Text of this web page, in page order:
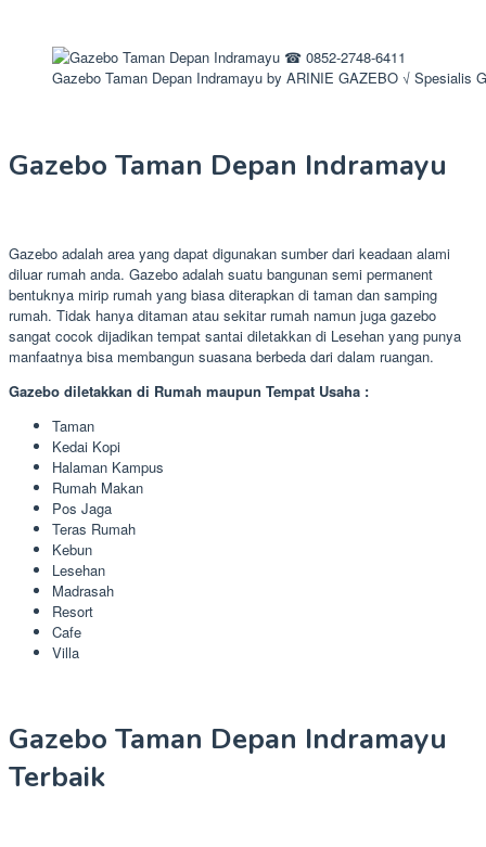
Gazebo Taman Depan Indramayu by ARINIE GAZEBO √ Spesialis
Gazebo Taman Depan Indramayu
Gazebo adalah area yang dapat digunakan sumber dari keadaan alami
diluar rumah anda. Gazebo adalah suatu bangunan semi permanent
bentuknya mirip rumah yang biasa diterapkan di taman dan samping
rumah. Tidak hanya ditaman atau sekitar rumah namun juga gazebo
sangat cocok dijadikan tempat santai diletakkan di Lesehan yang punya
manfaatnya bisa membangun suasana berbeda dari dalam ruangan.
Gazebo diletakkan di Rumah maupun Tempat Usaha :
Taman
Kedai Kopi
Halaman Kampus
Rumah Makan
Pos Jaga
Teras Rumah
Kebun
Lesehan
Madrasah
Resort
Cafe
Villa
Gazebo Taman Depan Indramayu
Terbaik